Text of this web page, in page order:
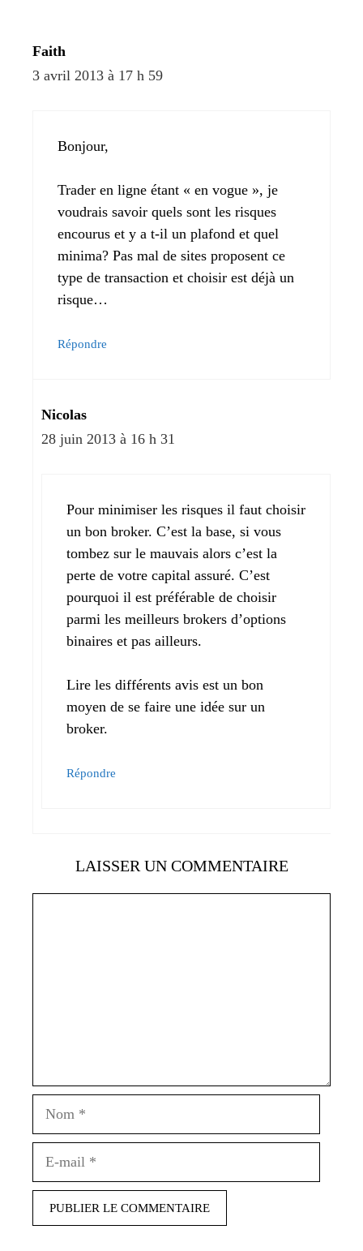
Faith
3 avril 2013 à 17 h 59
Bonjour,
Trader en ligne étant « en vogue », je
voudrais savoir quels sont les risques
encourus et y a t-il un plafond et quel
minima? Pas mal de sites proposent ce
type de transaction et choisir est déjà un
risque…
Répondre
Nicolas
28 juin 2013 à 16 h 31
Pour minimiser les risques il faut choisir
un bon broker. C’est la base, si vous
tombez sur le mauvais alors c’est la
perte de votre capital assuré. C’est
pourquoi il est préférable de choisir
parmi les meilleurs brokers d’options
binaires et pas ailleurs.
Lire les différents avis est un bon
moyen de se faire une idée sur un
broker.
Répondre
LAISSER UN COMMENTAIRE